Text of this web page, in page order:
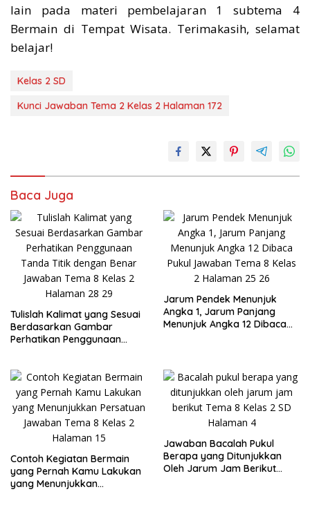
lain pada materi pembelajaran 1 subtema 4
Bermain di Tempat Wisata. Terimakasih, selamat
belajar!
Kelas 2 SD
Kunci Jawaban Tema 2 Kelas 2 Halaman 172
Baca Juga
Tulislah Kalimat yang Sesuai
Berdasarkan Gambar
Perhatikan Penggunaan
Halaman 28 29
Jarum Pendek Menunjuk
Angka 1, Jarum Panjang
Menunjuk Angka 12 Dibaca
Contoh Kegiatan Bermain
yang Pernah Kamu Lakukan
yang Menunjukkan
Jawaban Bacalah Pukul
Berapa yang Ditunjukkan
Oleh Jarum Jam Berikut